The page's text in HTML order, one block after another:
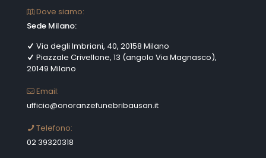
Dove siamo:
Sede Milano:
Via degli Imbriani, 40, 20158 Milano
Piazzale Crivellone, 13 (angolo Via Magnasco),
20149 Milano
Email:
ufficio@onoranzefunebribausan.it
Telefono:
02 39320318